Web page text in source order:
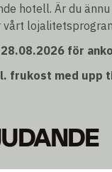
hotell. Är du
vårt
för
frukost med upp